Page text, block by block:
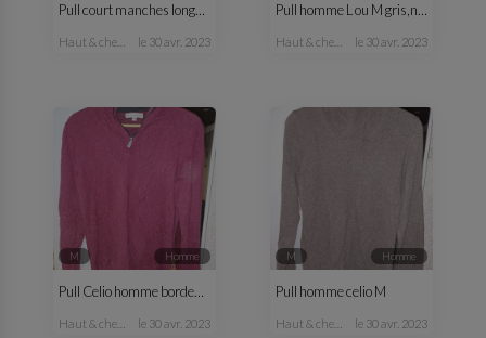
Pull court manches longues fantaisie femme
haut & chemisier le 30 avr. 2023
Pull homme L ou M gris,noir
haut & chemise le 30 avr. 2023
M homme
Pull Celio homme bordeaux M
haut & chemise le 30 avr. 2023
M homme
Pull homme celio M
haut & chemise le 30 avr. 2023